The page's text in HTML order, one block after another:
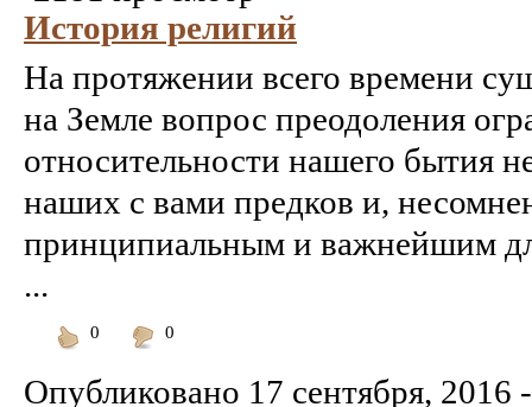
История религий
На протяжении всего времени
на Земле вопрос преодоления
относительности нашего бытия
наших с вами предков и,
принципиальным и важнейшим
...
0
0
Опубликовано 17 сентября, 2016